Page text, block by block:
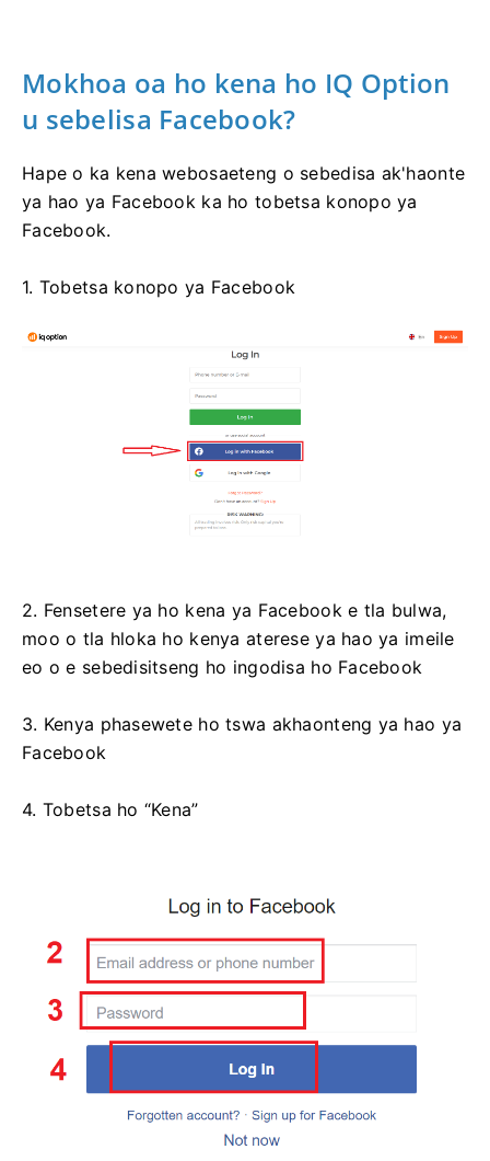
Mokhoa oa ho kena ho IQ Option
u sebelisa Facebook?
Hape o ka kena webosaeteng o sebedisa ak'haonte
ya hao ya Facebook ka ho tobetsa konopo ya
Facebook.
1. Tobetsa konopo ya Facebook
2. Fensetere ya ho kena ya Facebook e tla bulwa,
moo o tla hloka ho kenya aterese ya hao ya imeile
eo o e sebedisitseng ho ingodisa ho Facebook
3. Kenya phasewete ho tswa akhaonteng ya hao ya
Facebook
4. Tobetsa ho “Kena”